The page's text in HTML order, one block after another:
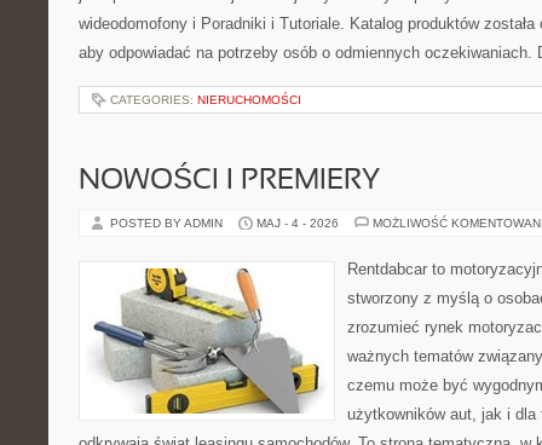
wideodomofony i Poradniki i Tutoriale. Katalog produktów
aby odpowiadać na potrzeby osób o odmiennych
CATEGORIES: NIERUCHOMOŚCI
NOWOŚCI I PREMIERY
POSTED BY ADMIN MAJ - 4 - 2026 MOŻLIWOŚĆ
Rentdabcar to
stworzony z myślą o
zrozumieć rynek
ważnych tematów
czemu może być
użytkowników aut, jak i